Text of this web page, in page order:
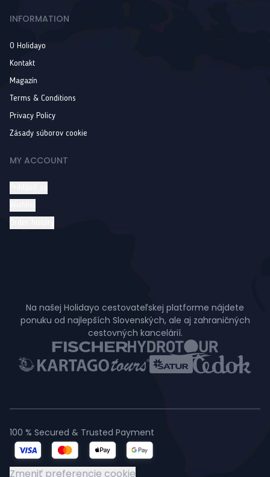
INFORMATION
O Holidayo
Kontakt
Magazín
Terms & Conditions
Privacy Policy
Zásady súborov cookie
MY ACCOUNT
Na našej Holidayo cestovateľskej platforme nájdete
ponuku od najlepších Slovenských, ale aj zahraničných
cestovných kancelárií.
100 % Secured & Trusted Payment
Zmeniť preferencie cookie